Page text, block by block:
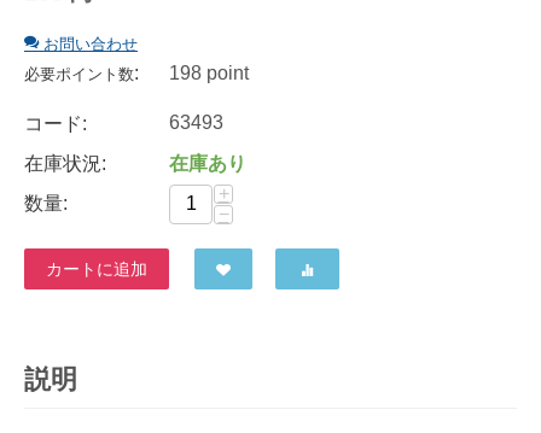
お問い合わせ
必要ポイント数: 198 point
コード:
63493
在庫状況:
在庫あり
数量:
+
−
カートに追加
説明